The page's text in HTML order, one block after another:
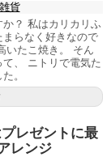
貨
？ 私はカリカリふ
らなく好きなので
いたこ焼き。 そん
、 ニトリで電気た
。
レゼントに最
レンジ